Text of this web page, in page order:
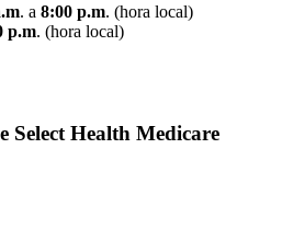
. a 8:00 p.m. (hora local)
p.m. (hora local)
Select Health Medicare